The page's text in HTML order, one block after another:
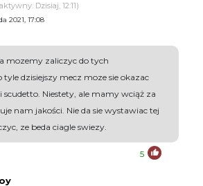
Dzisiaj, 12:11)
2021, 17:08
mozemy zaliczyc do tych
dzisiejszy mecz moze sie okazac
Niestety, ale mamy wciąż za
nam jakości. Nie da sie wystawiac tej
ze beda ciagle swiezy.
5